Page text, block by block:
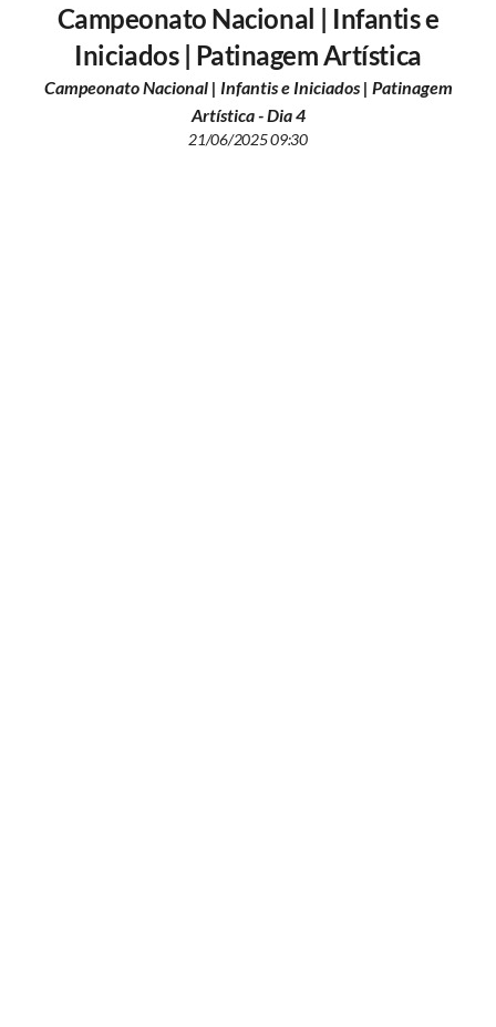
Campeonato Nacional | Infantis e
Iniciados | Patinagem Artística
Campeonato Nacional | Infantis e Iniciados | Patinagem
Artística - Dia 4
21/06/2025 09:30